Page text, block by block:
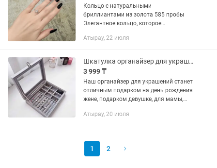
Кольцо с натуральными
бриллиантами из золота 585 пробы
Элегантное кольцо, которое
безупречный вкус. Изящный дизайн с
«груша», окруженным...
Атырау, 22 июля
Шкатулка органайзер для украшений
3 999 ₸
Наш органайзер для украшений станет
отличным подарком на день рождения
жене, подарком девушке, для мамы,
сестре или коллеге. Отличная
Атырау, 20 июля
1 2